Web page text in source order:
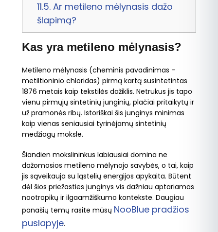
11.5.Ar metileno mėlynasis dažo
šlapimą?
Kas yra metileno mėlynasis?
Metileno mėlynasis (cheminis pavadinimas –
metiltioninio chloridas) pirmą kartą susintetintas
1876 metais kaip tekstilės dažiklis. Netrukus jis tapo
vienu pirmųjų sintetinių junginių, plačiai pritaikytų ir
už pramonės ribų. Istoriškai šis junginys minimas
kaip vienas seniausiai tyrinėjamų sintetinių
medžiagų moksle.
Šiandien mokslininkus labiausiai domina ne
dažomosios metileno mėlynojo savybės, o tai, kaip
jis sąveikauja su ląstelių energijos apykaita. Būtent
dėl šios priežasties junginys vis dažniau aptariamas
nootropikų ir ilgaamžiškumo kontekste. Daugiau
panašių temų rasite mūsų NooBlue pradžios
puslapyje.